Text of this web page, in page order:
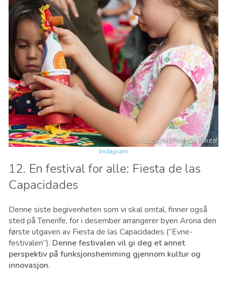
Instagram
12. En festival for alle: Fiesta de las
Capacidades
Denne siste begivenheten som vi skal omtal, finner også
sted på Tenerife, for i desember arrangerer byen Arona den
første utgaven av Fiesta de las Capacidades (”Evne-
festivalen”). Denne festivalen vil gi deg et annet
perspektiv på funksjonshemming gjennom kultur og
innovasjon.